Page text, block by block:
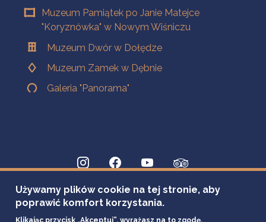
Muzeum Pamiątek po Janie Matejce
"Koryznówka" w Nowym Wiśniczu
Muzeum Dwór w Dołędze
Muzeum Zamek w Dębnie
Galeria "Panorama"
Używamy plików cookie na tej stronie, aby
poprawić komfort korzystania.
Klikając przycisk „Akceptuj”, wyrażasz na to zgodę.